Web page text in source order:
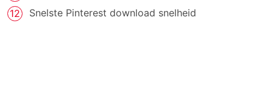
Snelste Pinterest download snelheid